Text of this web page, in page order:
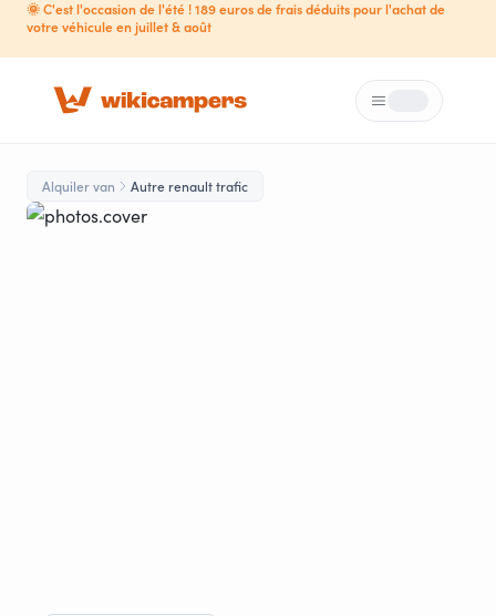
🌞 C'est l'occasion de l'été ! 189 euros de frais déduits pour l'achat de
votre véhicule en juillet & août
Loading...
Alquiler van Autre renault trafic